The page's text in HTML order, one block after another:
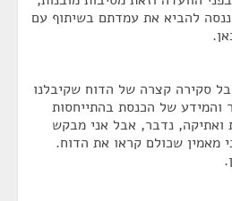
ננסה להביא את עמדתם בשיתוף עם
סקירה קצרה של הדוח שקיבלנו
והמידע של הכנסת בהתייחסות
ואתיקה, נדבר, אבל אני מבקש
מאמין שכולם קראו את הדוח.